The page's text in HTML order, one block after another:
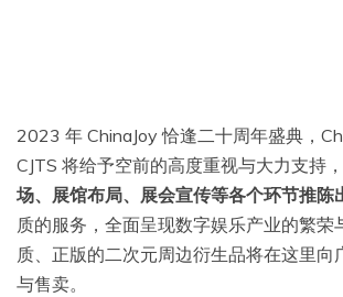
2023 年 ChinaJoy 恰逢二十周年盛典，
CJTS 将给予空前的高度重视与大力支持
场、展馆布局、展会宣传等各个环节推陈
质的服务，全面呈现数字娱乐产业的繁荣
质、正版的二次元周边衍生品将在这里向
与售卖。